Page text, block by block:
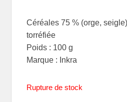
Céréales 75 % (orge,
torréfiée
Poids : 100 g
Marque : Inkra
Rupture de stock